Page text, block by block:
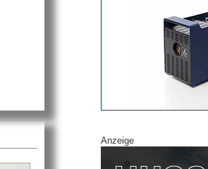
Anzeige